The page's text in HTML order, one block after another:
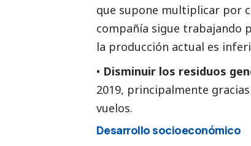
que supone multiplicar por
compañía sigue trabajando
la producción actual es
• Disminuir los residuos
2019, principalmente
vuelos.
Desarrollo socioeconómico